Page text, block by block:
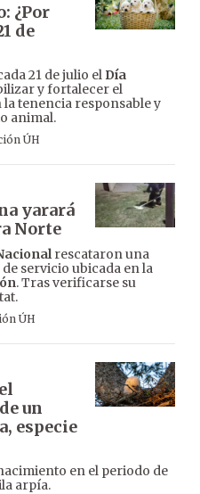
¿Por
de
21 de julio el Día
y fortalecer el
tenencia responsable y
animal.
ÚH
yarará
Norte
rescataron una
servicio ubicada en la
. Tras verificarse su
ÚH
un
especie
en el periodo de
arpía.